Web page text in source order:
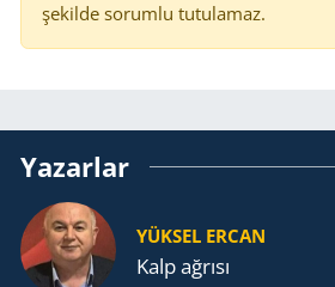
şekilde sorumlu tutulamaz.
Yazarlar
YÜKSEL ERCAN
Kalp ağrısı